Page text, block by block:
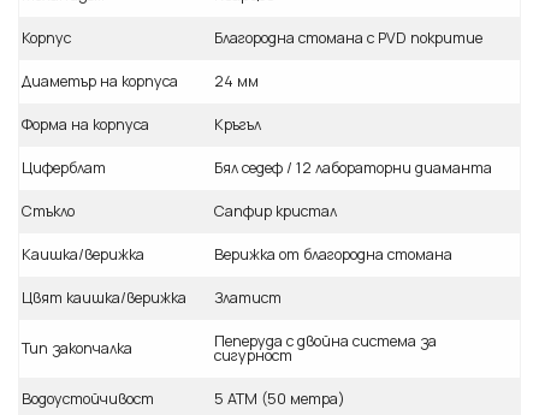
Корпус Благородна стомана с PVD покритие
Диаметър на корпуса 24 мм
Форма на корпуса Кръгъл
Циферблат Бял седеф / 12 лабораторни диаманта
Стъкло Сапфир кристал
Каишка/верижка Верижка от благородна стомана
Цвят каишка/верижка Златист
Тип закопчалка Пеперуда с двойна система за
сигурност
Водоустойчивост 5 ATM (50 метра)